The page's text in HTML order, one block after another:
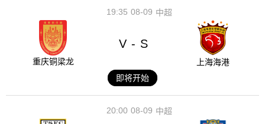
08-09
19:35 中超
重庆铜梁龙
V - S
上海海港
即将开始
08-09
20:00 中超